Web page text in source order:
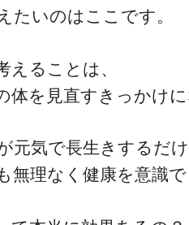
たいのはここです。
えることは、
体を見直すきっかけ
元気で長生きするだけ
無理なく健康を意識